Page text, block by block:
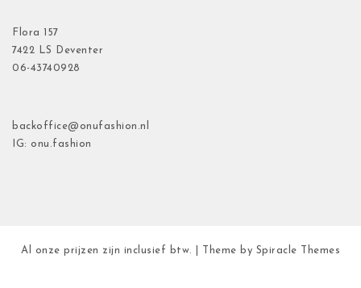
Flora 157
7422 LS Deventer
06-43740928
backoffice@onufashion.nl
IG: onu.fashion
Al onze prijzen zijn inclusief btw. | Theme by Spiracle Themes